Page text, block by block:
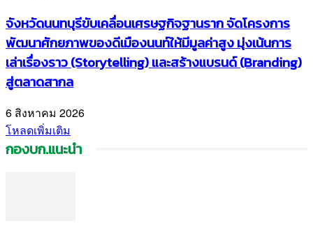
จังหวัดนนทบุรีขับเคลื่อนเศรษฐกิจฐานราก จัดโครงการ
พัฒนาศักยภาพของดีเมืองนนท์ให้มีมูลค่าสูง มุ่งเน้นการ
เล่าเรื่องราว (Storytelling) และสร้างแบรนด์ (Branding)
สู่ตลาดสากล
6 สิงหาคม 2026
โหลดเพิ่มเติม
กองบก.แนะนำ